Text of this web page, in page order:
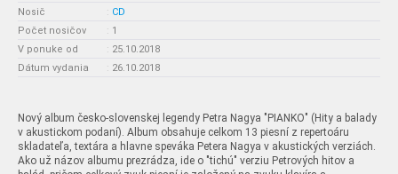
Nosič
: CD
Počet nosičov
: 1
V ponuke od
: 25.10.2018
Dátum vydania
: 26.10.2018
Nový album česko-slovenskej legendy Petra Nagya "PIANKO" (Hity a balady
v akustickom podaní). Album obsahuje celkom 13 piesní z repertoáru
skladateľa, textára a hlavne speváka Petera Nagya v akustických verziách.
Ako už názov albumu prezrádza, ide o "tichú" verziu Petrových hitov a